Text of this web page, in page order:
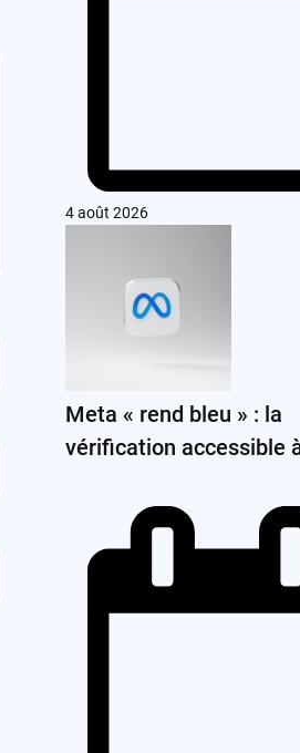
4 août 2026
Meta « rend bleu » : la
vérification accessible